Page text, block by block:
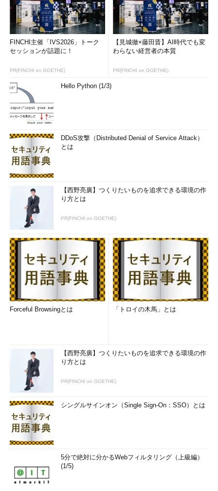
usr Disk 7
コマンドは正常に終了しました。
ここでは、（CIFSで接続している）192.168.1.155というIPアド
レスを持つコンピュータが、このサーバ（net sessionを実行し
ているサーバ・コンピュータ）へ、どういうユーザー名で接続し
る。また、「net session \\コンピュータ名 /delete」とすれば、
このセッションを強制的に切断することができる。
段階4――ツリー接続（リソースへの接続）
セッションが確立され、それが許可されると、いよいよサーバ
の公開リソースを利用できるようになる。
SMBプロトコルでは、公開されたリソースを利用することを
\share2、\share3などが、ちょうど1つのツリーのようになって
いることから（\\server01\share1、\\server01\share02、……）、
このように呼ばれているものと思われる。
ツリーに接続する場合に利用されるユーザー・アカウント情報
としては、セッションを確立する時点で利用されたユーザー名と
パスワード、ドメイン名などの情報がそのまま使われる。公開リ
ソースには（通常）何らかのアクセス権が設定されているだろう
が、これらのアクセス権とセッション接続時のアクセス権限によ
って、ツリーへの接続が許可されるかどうかが決まる。
的なSMBコマンドの一覧については、次回説明することにする。
セッションとリソース・ツリーの関係
いて見てきたが、ここでもう一度それらの関係についてまとめて
おこう。
サーバ上のリソースを利用するためには、最初にトランスポー
ト層レベルでサーバへの通信路を確保し、次にSMBレベルでセッ
ションを確立してから、さらに実際のサーバ上のリソースへの接
続を行う。これをネットワーク・レベルでみた図にすると、次の
FINCHI主催「IVS2026」トーク
セッションが話題に！
PR(FINCHI on GOETHE)
【見城徹×藤田晋】AI時代でも変
わらない経営者の本質
PR(FINCHI on GOETHE)
Hello Python (1/3)
DDoS攻撃（Distributed Denial of Service Attack）
とは
【西野亮廣】つくりたいものを追求できる環境の作
り方とは
PR(FINCHI on GOETHE)
Forceful Browsingとは 「トロイの木馬」とは
【西野亮廣】つくりたいものを追求できる環境の作
り方とは
PR(FINCHI on GOETHE)
シングルサインオン（Single Sign-On：SSO）とは
5分で絶対に分かるWebフィルタリング（上級編）
(1/5)